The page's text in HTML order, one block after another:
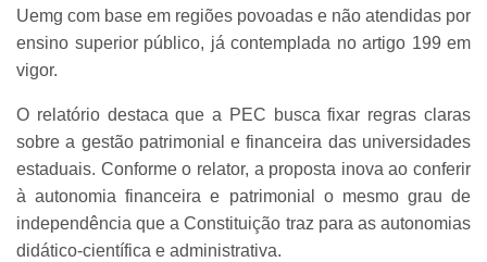
Uemg com base em regiões povoadas e não atendidas por
ensino superior público, já contemplada no artigo 199 em
vigor.
O relatório destaca que a PEC busca fixar regras claras
sobre a gestão patrimonial e financeira das universidades
estaduais. Conforme o relator, a proposta inova ao conferir
à autonomia financeira e patrimonial o mesmo grau de
independência que a Constituição traz para as autonomias
didático-científica e administrativa.